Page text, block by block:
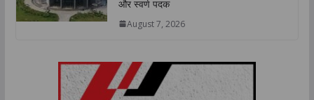
और स्वर्ण पदक
August 7, 2026